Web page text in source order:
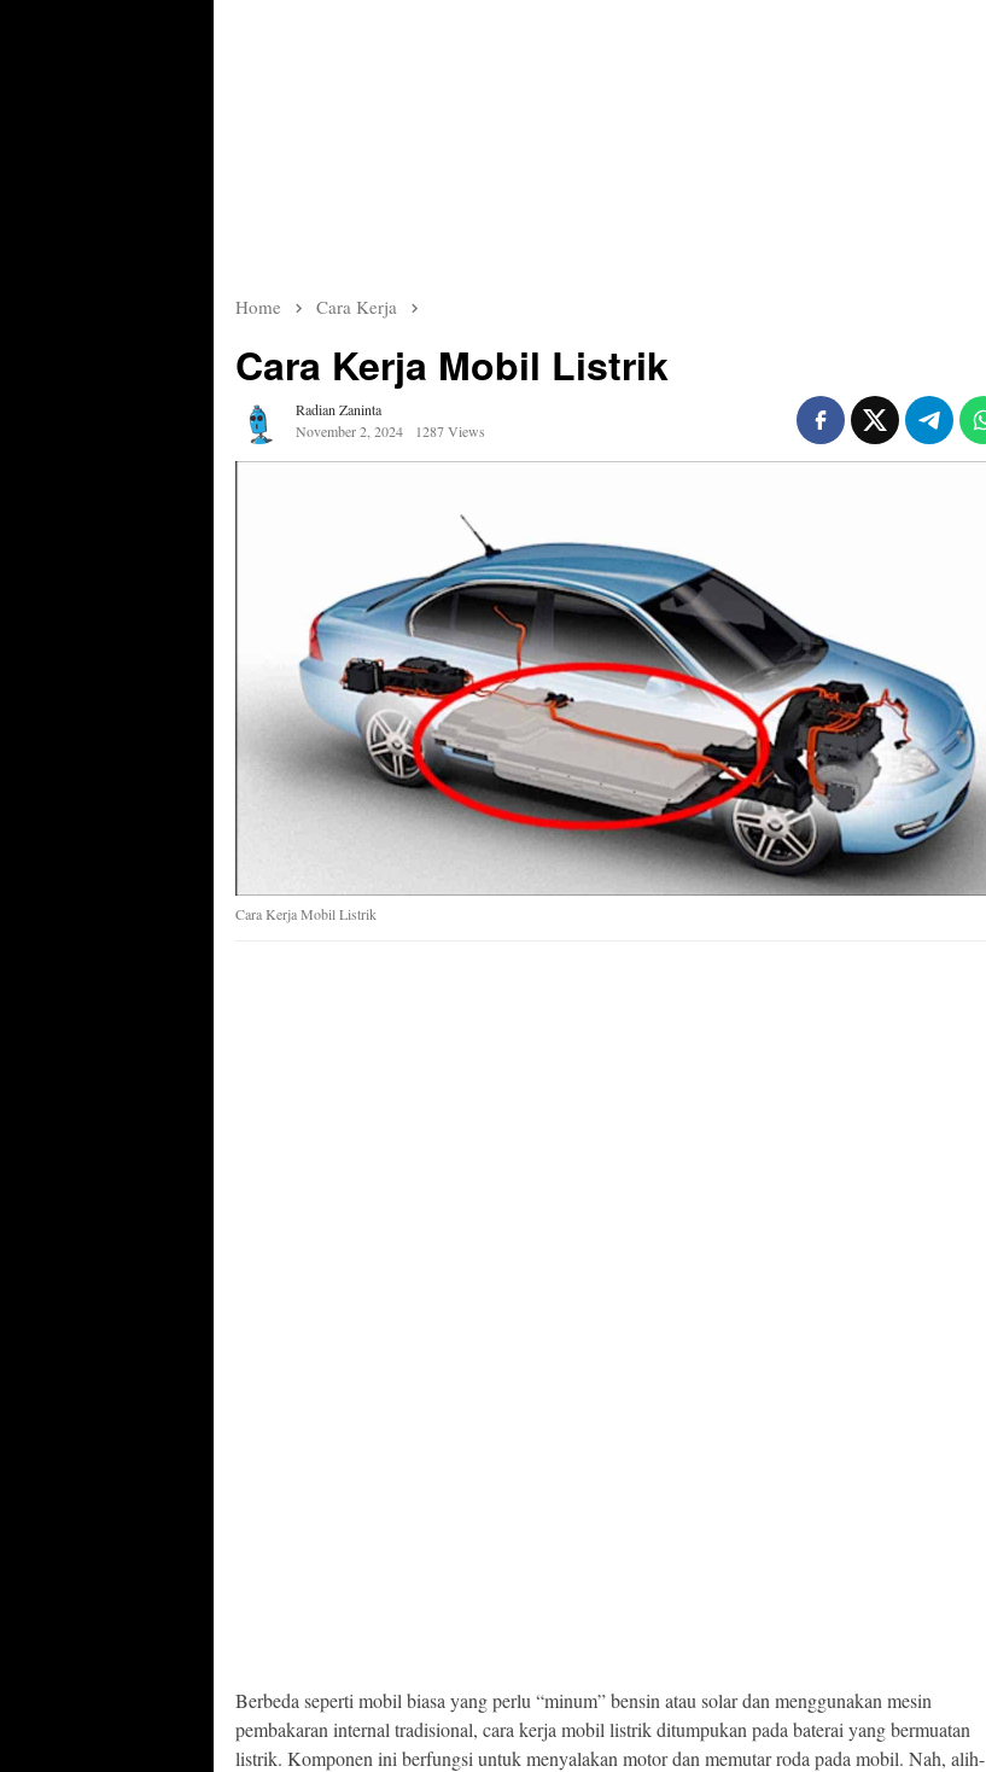
Home Cara Kerja
Cara Kerja Mobil Listrik
Radian Zaninta
November 2, 2024
1287 Views
Cara Kerja Mobil Listrik
Berbeda seperti mobil biasa yang perlu “minum” bensin atau solar dan menggunakan mesin
pembakaran internal tradisional, cara kerja mobil listrik ditumpukan pada baterai yang bermuatan
listrik. Komponen ini berfungsi untuk menyalakan motor dan memutar roda pada mobil. Nah, alih-